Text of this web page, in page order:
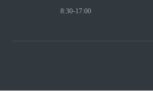
8:30-17:00